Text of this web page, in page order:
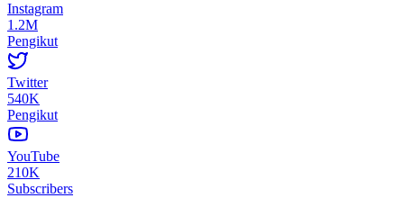
Instagram
1.2M
Pengikut
Twitter
540K
Pengikut
YouTube
210K
Subscribers